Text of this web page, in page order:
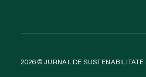
2026 © JURNAL DE SUSTENABILITATE.